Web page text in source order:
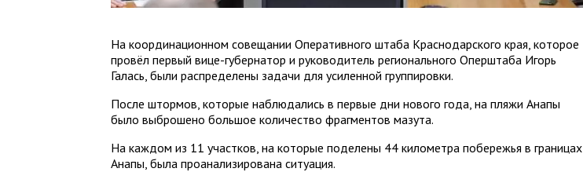
На координационном совещании Оперативного штаба Краснодарского края, которое
провёл первый вице-губернатор и руководитель регионального Оперштаба Игорь
Галась, были распределены задачи для усиленной группировки.
После штормов, которые наблюдались в первые дни нового года, на пляжи Анапы
было выброшено большое количество фрагментов мазута.
На каждом из 11 участков, на которые поделены 44 километра побережья в границах
Анапы, была проанализирована ситуация.